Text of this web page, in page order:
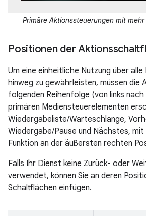
Primäre Aktionssteuerungen mit
Positionen der
Um eine einheitliche Nutzung über
hinweg zu gewährleisten, müssen die
folgenden Reihenfolge (von links
primären Mediensteuerelementen
Wiedergabeliste/Warteschlange,
Wiedergabe/Pause und Nächstes,
Funktion an der äußersten rechten
Falls Ihr Dienst keine Zurück- oder
verwendet, können Sie an deren
Schaltflächen einfügen.